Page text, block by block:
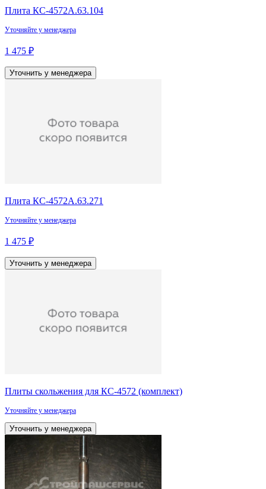
Плита КС-4572А.63.104
Уточняйте у менеджера
1 475 ₽
Уточнить у менеджера
Плита КС-4572А.63.271
Уточняйте у менеджера
1 475 ₽
Уточнить у менеджера
Плиты скольжения для КС-4572 (комплект)
Уточняйте у менеджера
Уточнить у менеджера